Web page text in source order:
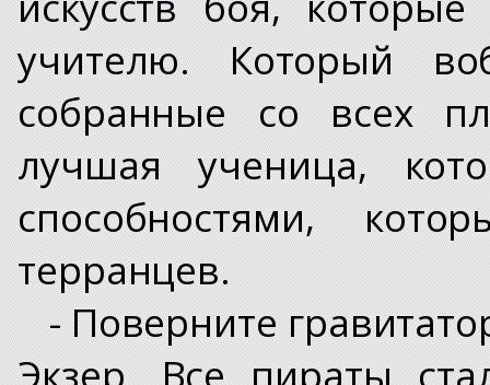
учителю. Который
собранные со всех
лучшая ученица,
способностями,
терранцев.
- Поверните
Экзер. Все пираты